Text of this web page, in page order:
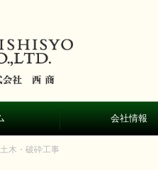
会社情報
土木・破砕工事